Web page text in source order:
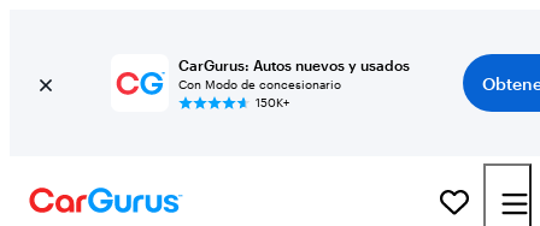
CarGurus: Autos nuevos y usados
Con Modo de concesionario
150K+